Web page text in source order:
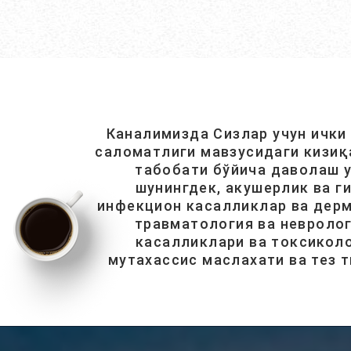
Каналимизда Сизлар учун
саломатлиги мавзусидаги
табобати бўйича даволаш
шунингдек, акушерлик ва
инфекцион касалликлар ва
травматология ва
касалликлари ва
мутахассис маслахати ва тез